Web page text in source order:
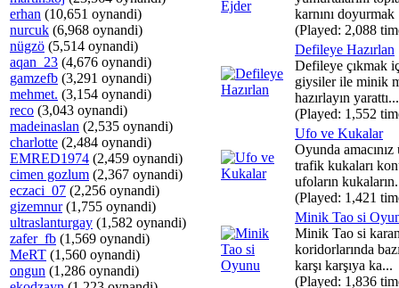
erhan (10,651 oynandi)
nurcuk (6,968 oynandi)
nügzö (5,514 oynandi)
aqan_23 (4,676 oynandi)
gamzefb (3,291 oynandi)
mehmet. (3,154 oynandi)
reco (3,043 oynandi)
madeinaslan (2,535 oynandi)
charlotte (2,484 oynandi)
EMRED1974 (2,459 oynandi)
cimen gozlum (2,367 oynandi)
eczaci_07 (2,256 oynandi)
gizemnur(1,755 oynandi)
ultraslanturgay (1,582 oynandi)
zafer_fb (1,569 oynandi)
MeRT (1,560 oynandi)
ongun (1,286 oynandi)
karnını doyurmak
(Played: 2,088
Defileye Hazırlan
Defileye çıkmak
giysiler ile minik
hazırlayın yarattı...
(Played: 1,552
Ufo ve Kukalar
Oyunda
trafik kukaları
ufoların
(Played: 1,421
Minik Tao si
Minik Tao si
koridorlarında
karşı karşıya ka...
(Played: 1,836